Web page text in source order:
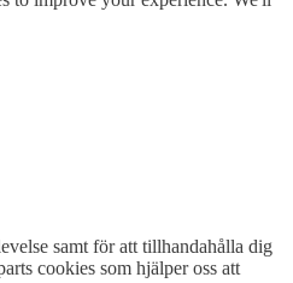
samt för att tillhandahålla dig
cookies som hjälper oss att